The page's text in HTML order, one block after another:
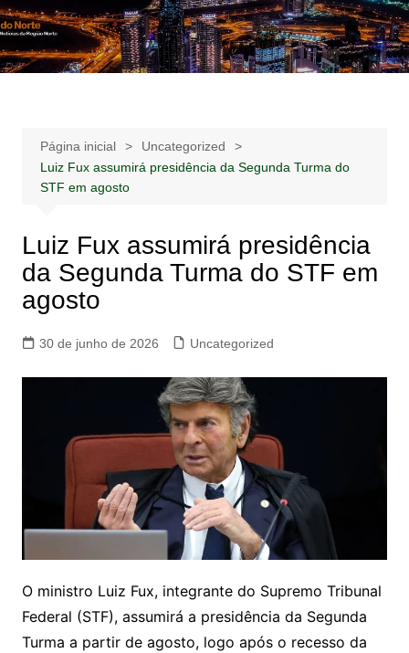
Ir
para
o
Notícias –
Publicidades –
Notícias – Publicidades – Anúncios
Página inicial
Uncategorized
Luiz Fux assumirá presidência da Segunda Turma do
STF em agosto
Luiz Fux assumirá presidência
da Segunda Turma do STF em
agosto
30 de junho de 2026 Uncategorized
O ministro Luiz Fux, integrante do Supremo Tribunal
Federal (STF), assumirá a presidência da Segunda
Turma a partir de agosto, logo após o recesso da